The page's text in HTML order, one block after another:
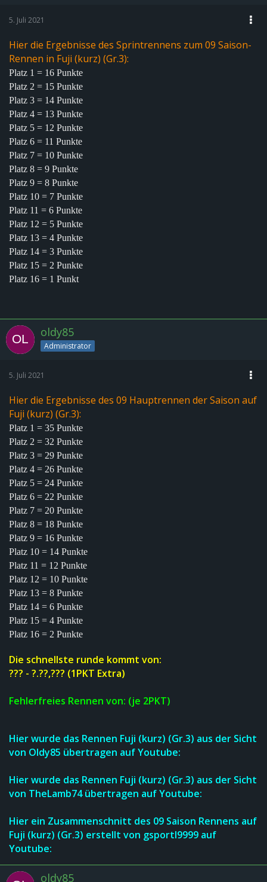
5. Juli 2021
Hier die Ergebnisse des Sprintrennens zum 09 Saison-
Rennen in Fuji (kurz) (Gr.3):
Platz 1 = 16 Punkte
Platz 2 = 15 Punkte
Platz 3 = 14 Punkte
Platz 4 = 13 Punkte
Platz 5 = 12 Punkte
Platz 6 = 11 Punkte
Platz 7 = 10 Punkte
Platz 8 = 9 Punkte
Platz 9 = 8 Punkte
Platz 10 = 7 Punkte
Platz 11 = 6 Punkte
Platz 12 = 5 Punkte
Platz 13 = 4 Punkte
Platz 14 = 3 Punkte
Platz 15 = 2 Punkte
Platz 16 = 1 Punkt
oldy85
Administrator
5. Juli 2021
Hier die Ergebnisse des 09 Hauptrennen der Saison auf
Fuji (kurz) (Gr.3):
Platz 1 = 35 Punkte
Platz 2 = 32 Punkte
Platz 3 = 29 Punkte
Platz 4 = 26 Punkte
Platz 5 = 24 Punkte
Platz 6 = 22 Punkte
Platz 7 = 20 Punkte
Platz 8 = 18 Punkte
Platz 9 = 16 Punkte
Platz 10 = 14 Punkte
Platz 11 = 12 Punkte
Platz 12 = 10 Punkte
Platz 13 = 8 Punkte
Platz 14 = 6 Punkte
Platz 15 = 4 Punkte
Platz 16 = 2 Punkte
Die schnellste runde kommt von:
??? - ?.??,??? (1PKT Extra)
Fehlerfreies Rennen von: (je 2PKT)
Hier wurde das Rennen Fuji (kurz) (Gr.3) aus der Sicht
von Oldy85 übertragen auf Youtube:
Hier wurde das Rennen Fuji (kurz) (Gr.3) aus der Sicht
von TheLamb74 übertragen auf Youtube:
Hier ein Zusammenschnitt des 09 Saison Rennens auf
Fuji (kurz) (Gr.3) erstellt von gsportl9999 auf
Youtube:
oldy85